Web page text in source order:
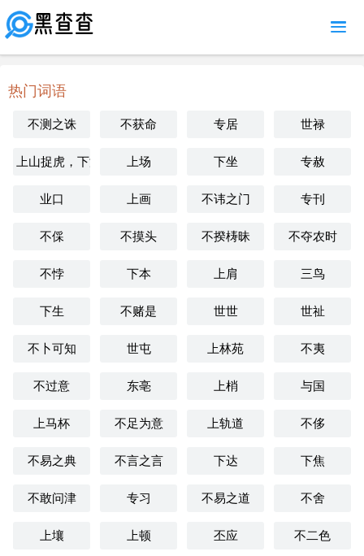
MENU
热门词语
不测之诛 不获命 专居 世禄
上山捉虎，下海擒龙 上场 下坐 专赦
业口 上画 不讳之门 专刊
不倸 不摸头 不揆梼昧 不夺农时
不悖 下本 上肩 三鸟
下生 不赌是 世世 世祉
不卜可知 世屯 上林苑 不夷
不过意 东亳 上梢 与国
上马杯 不足为意 上轨道 不侈
不易之典 不言之言 下达 下焦
不敢问津 专习 不易之道 不舍
上壤 上顿 丕应 不二色